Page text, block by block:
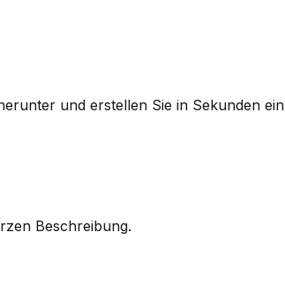
und erstellen Sie in Sekunden
Beschreibung.